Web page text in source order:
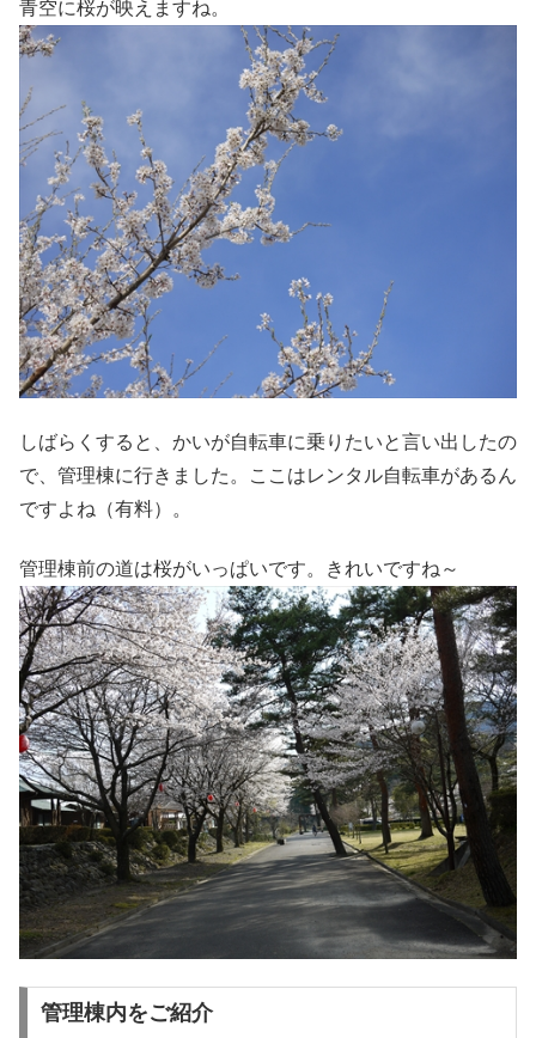
青空に桜が映えますね。
しばらくすると、かいが自転車に乗りたいと言い出したの
で、管理棟に行きました。ここはレンタル自転車があるん
ですよね（有料）。
管理棟前の道は桜がいっぱいです。きれいですね～
管理棟内をご紹介